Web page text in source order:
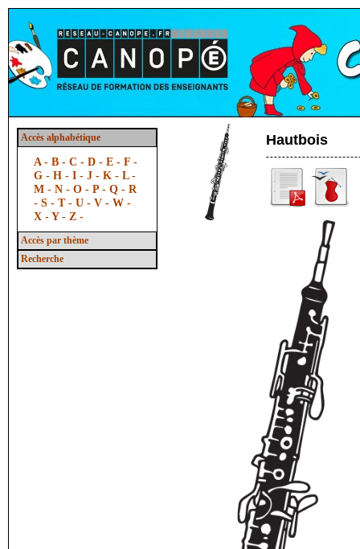
Accès alphabétique
A - B - C - D - E - F -
G - H - I - J - K - L -
M - N - O - P - Q - R
- S - T - U - V - W -
X -Y - Z -
Accès par thème
Recherche
Hautbois